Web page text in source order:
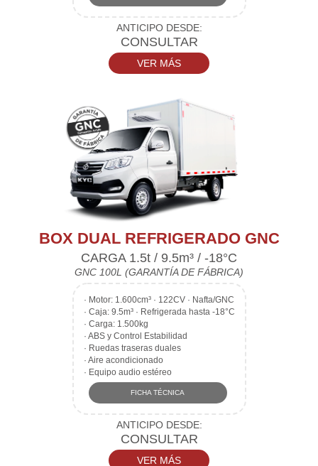
ANTICIPO DESDE:
CONSULTAR
VER MÁS
BOX DUAL REFRIGERADO GNC
CARGA 1.5t / 9.5m³ / -18°C
GNC 100L (GARANTÍA DE FÁBRICA)
· Motor: 1.600cm³ · 122CV · Nafta/GNC
· Caja: 9.5m³ · Refrigerada hasta -18°C
· Carga: 1.500kg
· ABS y Control Estabilidad
· Ruedas traseras duales
· Aire acondicionado
· Equipo audio estéreo
FICHA TÉCNICA
ANTICIPO DESDE:
CONSULTAR
VER MÁS